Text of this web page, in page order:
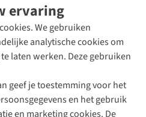
ervaring
We gebruiken
analytische cookies om
laten werken. Deze gebruiken
geef je toestemming voor het
en het gebruik
en marketing cookies. De